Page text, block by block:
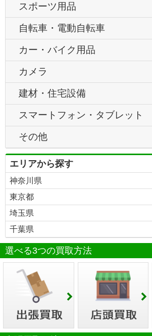
スポーツ用品
自転車・電動自転車
カー・バイク用品
カメラ
建材・住宅設備
スマートフォン・タブレット
その他
エリアから探す
神奈川県
東京都
埼玉県
千葉県
選べる3つの買取方法